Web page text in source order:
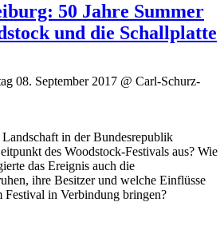
50 Jahre Summer
und die Schallplatte
08. September 2017 @ Carl-Schurz-
in der Bundesrepublik
des Woodstock-Festivals aus? Wie
das Ereignis auch die
ihre Besitzer und welche Einflüsse
Festival in Verbindung bringen?